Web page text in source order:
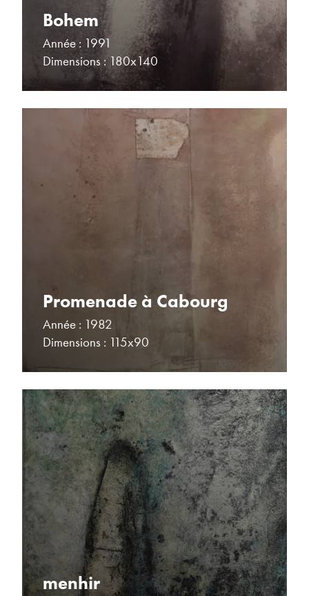
Bohem
Année : 1991
Dimensions : 180x140
Promenade à Cabourg
Année : 1982
Dimensions : 115x90
menhir